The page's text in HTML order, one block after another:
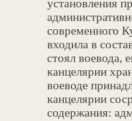
установления
современного
входила в
стоял воевода,
канцелярии
воеводе
канцелярии
содержания: